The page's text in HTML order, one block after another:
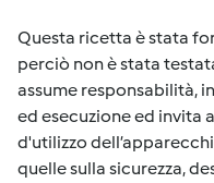
Questa ricetta è stata
perciò non è stata
assume responsabilità,
ed esecuzione ed invita
d'utilizzo
quelle sulla sicurezza,